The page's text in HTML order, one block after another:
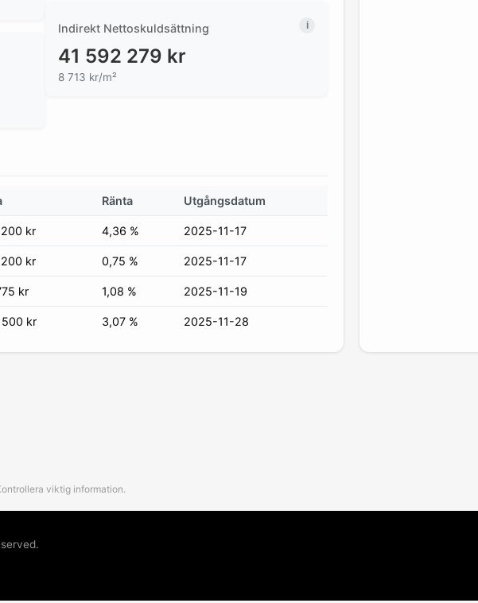
Indirekt Nettoskuldsättning
41 592 279 kr
8 713 kr/m²
Ränta Utgångsdatum
kr 4,36 % 2025-11-17
kr 0,75 % 2025-11-17
kr 1,08 % 2025-11-19
kr 3,07 % 2025-11-28
viktig information.